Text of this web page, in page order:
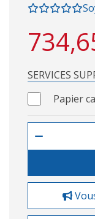
SERVICES
Papier